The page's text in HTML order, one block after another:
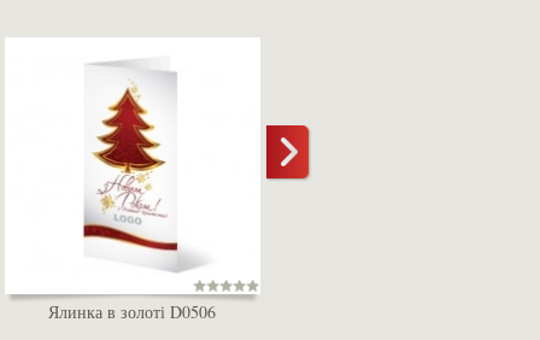
Ялинка в золоті D0506